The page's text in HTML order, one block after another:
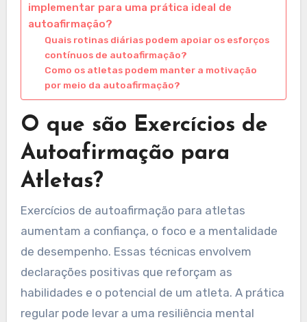
implementar para uma prática ideal de
autoafirmação?
Quais rotinas diárias podem apoiar os esforços
contínuos de autoafirmação?
Como os atletas podem manter a motivação
por meio da autoafirmação?
O que são Exercícios de
Autoafirmação para
Atletas?
Exercícios de autoafirmação para atletas
aumentam a confiança, o foco e a mentalidade
de desempenho. Essas técnicas envolvem
declarações positivas que reforçam as
habilidades e o potencial de um atleta. A prática
regular pode levar a uma resiliência mental